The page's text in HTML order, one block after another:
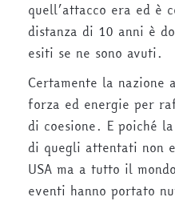
quell’attacco era ed è
distanza di 10 anni è
esiti se ne sono avuti.
Certamente la nazione
forza ed energie per
di coesione. E poiché
di quegli attentati non
USA ma a tutto il
eventi hanno portato